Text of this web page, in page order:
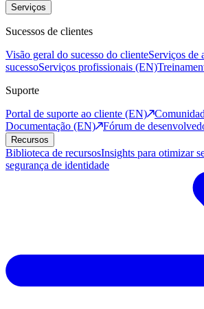
Serviços
Sucessos de clientes
Visão geral do sucesso do clienteServiços de
sucessoServiços profissionais (EN)
Suporte
Portal de suporte ao cliente (EN)
Documentação (EN)
Fórum de
Recursos
Biblioteca de recursosInsights para otimizar
segurança de identidade